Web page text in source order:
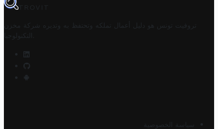
TROVIT
تروفيت تونس هو دليل أعمال تملكه وتحتفظ به وتديره
شركة مخزن
التكنولوجيا
سياسة الخصوصية